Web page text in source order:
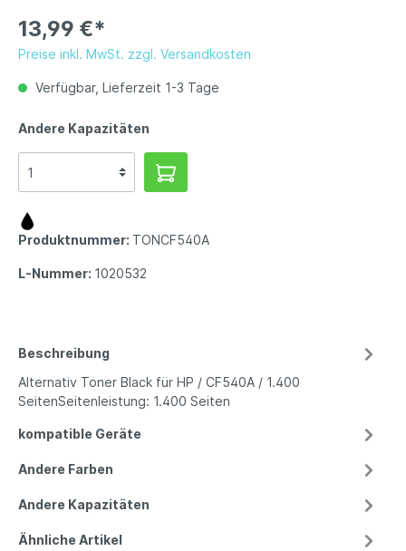
13,99 €*
Preise inkl. MwSt. zzgl. Versandkosten
Verfügbar, Lieferzeit 1-3 Tage
Andere Kapazitäten
Produktnummer: TONCF540A
L-Nummer: 1020532
Beschreibung
Alternativ Toner Black für HP / CF540A / 1.400
SeitenSeitenleistung: 1.400 Seiten
kompatible Geräte
Andere Farben
Andere Kapazitäten
Ähnliche Artikel